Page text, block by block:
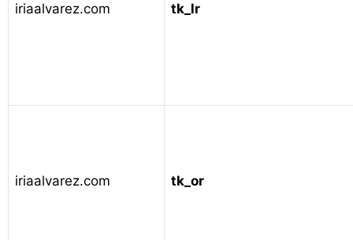
iriaalvarez.com tk_lr
iriaalvarez.com tk_or